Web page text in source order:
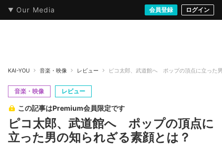
Our Media 会員登録 ログイン
本・文芸 情報化社会 音楽・映像 ゲームストリート
KAI-YOU 音楽・映像 レビュー ピコ太郎、武道館へ ポップの頂点に立った
音楽・映像 レビュー
この記事はPremium会員限定です
ピコ太郎、武道館へ ポップの頂点に
立った男の知られざる素顔とは？